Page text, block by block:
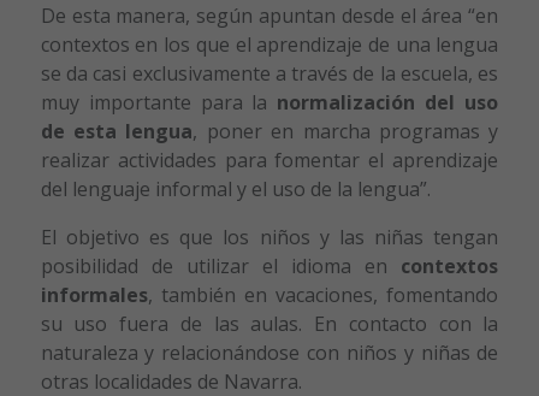
De esta manera, según apuntan desde el área “en
contextos en los que el aprendizaje de una lengua
se da casi exclusivamente a través de la escuela, es
muy importante para la normalización del uso
de esta lengua, poner en marcha programas y
realizar actividades para fomentar el aprendizaje
del lenguaje informal y el uso de la lengua”.
El objetivo es que los niños y las niñas tengan
posibilidad de utilizar el idioma en contextos
informales, también en vacaciones, fomentando
su uso fuera de las aulas. En contacto con la
naturaleza y relacionándose con niños y niñas de
otras localidades de Navarra.